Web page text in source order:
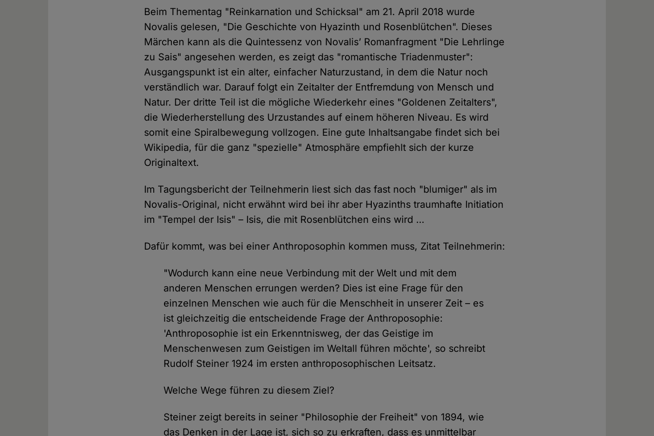
Beim Thementag "Reinkarnation und Schicksal" am 21. April 2018 wurde
Novalis gelesen, "Die Geschichte von Hyazinth und Rosenblütchen". Dieses
Märchen kann als die Quintessenz von Novalis’ Romanfragment "Die Lehrlinge
zu Sais" angesehen werden, es zeigt das "romantische Triadenmuster":
Ausgangspunkt ist ein alter, einfacher Naturzustand, in dem die Natur noch
verständlich war. Darauf folgt ein Zeitalter der Entfremdung von Mensch und
Natur. Der dritte Teil ist die mögliche Wiederkehr eines "Goldenen Zeitalters",
die Wiederherstellung des Urzustandes auf einem höheren Niveau. Es wird
somit eine Spiralbewegung vollzogen. Eine gute Inhaltsangabe findet sich bei
Wikipedia, für die ganz "spezielle" Atmosphäre empfiehlt sich der kurze
Originaltext.
Im Tagungsbericht der Teilnehmerin liest sich das fast noch "blumiger" als im
Novalis-Original, nicht erwähnt wird bei ihr aber Hyazinths traumhafte Initiation
im "Tempel der Isis" – Isis, die mit Rosenblütchen eins wird …
Dafür kommt, was bei einer Anthroposophin kommen muss, Zitat Teilnehmerin:
"Wodurch kann eine neue Verbindung mit der Welt und mit dem
anderen Menschen errungen werden? Dies ist eine Frage für den
einzelnen Menschen wie auch für die Menschheit in unserer Zeit – es
ist gleichzeitig die entscheidende Frage der Anthroposophie:
'Anthroposophie ist ein Erkenntnisweg, der das Geistige im
Menschenwesen zum Geistigen im Weltall führen möchte', so schreibt
Rudolf Steiner 1924 im ersten anthroposophischen Leitsatz.
Welche Wege führen zu diesem Ziel?
Steiner zeigt bereits in seiner "Philosophie der Freiheit" von 1894, wie
das Denken in der Lage ist, sich so zu erkraften, dass es unmittelbar